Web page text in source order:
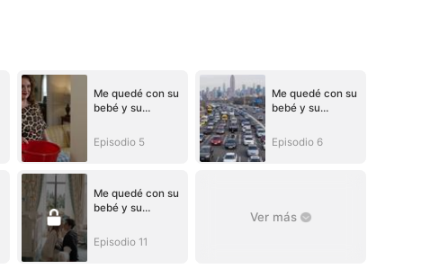
Me quedé con su
bebé y su
Episodio 5
Me quedé con su
bebé y su
Episodio 6
Me quedé con su
bebé y su
Episodio 11
Ver más